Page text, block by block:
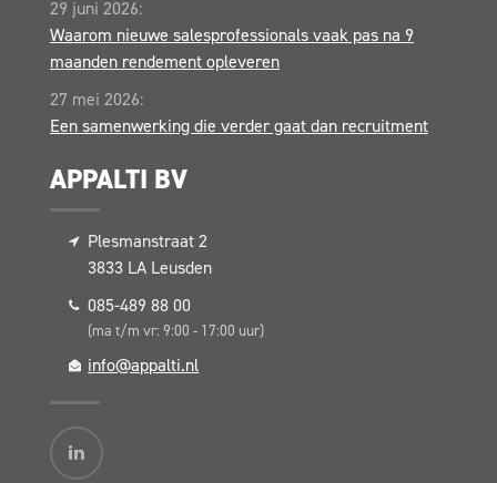
29 juni 2026:
Waarom nieuwe salesprofessionals vaak pas na 9
maanden rendement opleveren
27 mei 2026:
Een samenwerking die verder gaat dan recruitment
APPALTI BV
Plesmanstraat 2
3833 LA Leusden
085-489 88 00
(ma t/m vr: 9:00 - 17:00 uur)
info@appalti.nl